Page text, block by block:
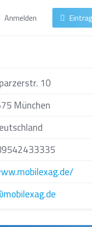
Anmelden
10
München